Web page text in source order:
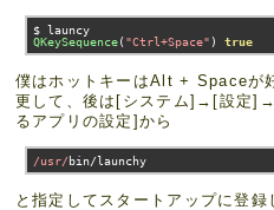
QKeySequence( "Ctrl+Space" ) true
僕はホットキーはAlt + Spaceが
更して、後は[システム]→[設定
るアプリの設定]から
/usr/bin/launchy
と指定してスタートアップに登録